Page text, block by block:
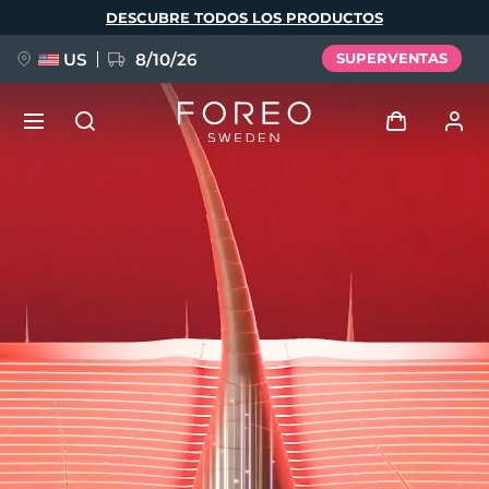
DESCUBRE TODOS LOS PRODUCTOS
US 8/10/26 SUPERVENTAS
Mis dispositivos
Mis pedidos
Mis direcciones
Mis suscripciones
FAQ™ Pure Beauty-Tech Elixir
issa™ Teeth Whitening Set
Deutsch
Español
Français
Italiano
Português
Polski
Svenska
Русский
Türkçe
简体中文 繁體中文